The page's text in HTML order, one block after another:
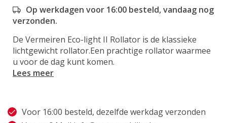
Op werkdagen voor 16:00 besteld, vandaag nog
verzonden.
De Vermeiren Eco-light II Rollator is de klassieke
lichtgewicht rollator.Een prachtige rollator waarmee
u voor de dag kunt komen.
Lees meer
Voor 16:00 besteld, dezelfde werkdag verzonden